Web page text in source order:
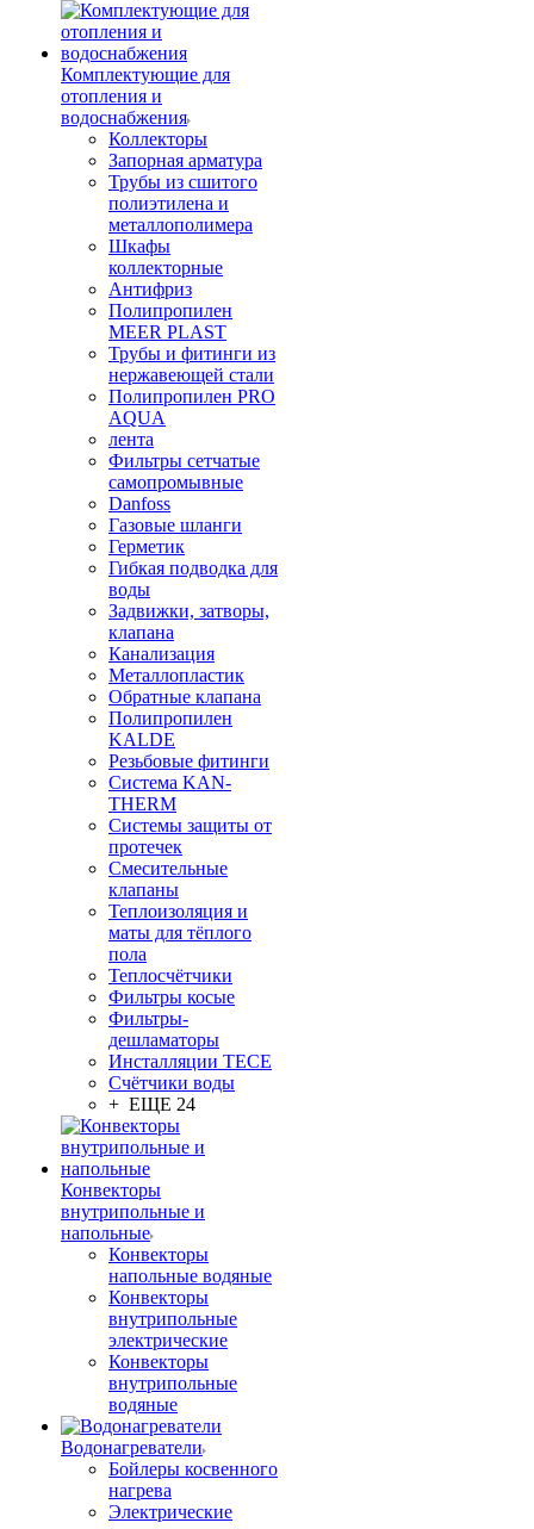
Комплектующие для
отопления и
водоснабжения
Коллекторы
Запорная арматура
Трубы из сшитого
полиэтилена и
металлополимера
Шкафы
коллекторные
Антифриз
Полипропилен
MEER PLAST
Трубы и фитинги из
нержавеющей стали
Полипропилен PRO
AQUA
лента
Фильтры сетчатые
самопромывные
Danfoss
Газовые шланги
Герметик
Гибкая подводка для
воды
Задвижки, затворы,
клапана
Канализация
Металлопластик
Обратные клапана
Полипропилен
KALDE
Резьбовые фитинги
Система KAN-
THERM
Системы защиты от
протечек
Смесительные
клапаны
Теплоизоляция и
маты для тёплого
пола
Теплосчётчики
Фильтры косые
Фильтры-
дешламаторы
Инсталляции TECE
Счётчики воды
+ ЕЩЕ 24
Конвекторы
внутрипольные и
напольные
Конвекторы
напольные водяные
Конвекторы
внутрипольные
электрические
Конвекторы
внутрипольные
водяные
Водонагреватели
Бойлеры косвенного
нагрева
Электрические